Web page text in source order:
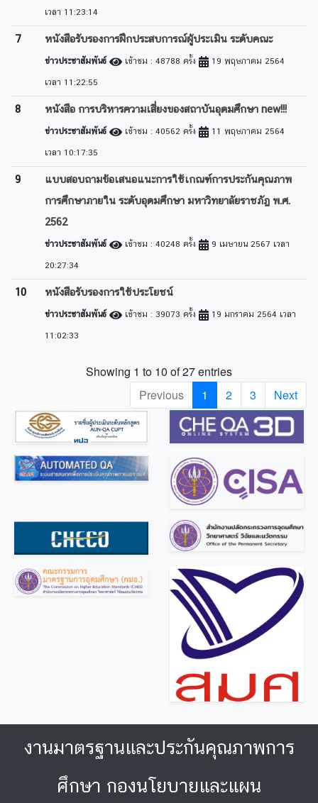
เวลา 11:23:14
7 หนังสือรับรองการฝึกประสบการณ์ผู้ประเมิน ระดับคณะ
ข่าวประชาสัมพันธ์ เข้าชม : 48788 ครั้ง
19 พฤษภาคม 2564
เวลา 11:22:55
8 หนังสือ การบริหารความเสี่ยงของสถาบันอุดมศึกษา new!!!
ข่าวประชาสัมพันธ์ เข้าชม : 40562 ครั้ง
11 พฤษภาคม 2564
เวลา 10:17:35
9
แบบสอบถามข้อเสนอแนะการใช้เกณฑ์การประกันคุณภาพ
การศึกษาภายใน ระดับอุดมศึกษา มหาวิทยาลัยราชภัฏ พ.ศ.
2562
ข่าวประชาสัมพันธ์ เข้าชม : 40248 ครั้ง
9 เมษายน 2567 เวลา
20:27:34
10 หนังสือรับรองการใช้ประโยชน์
ข่าวประชาสัมพันธ์ เข้าชม : 39073 ครั้ง
19 มกราคม 2564 เวลา
11:02:33
Showing 1 to 10 of 27 entries
Previous
1 2 3 Next
งานมาตรฐานและประกันคุณภาพการ
ศึกษา กองนโยบายและแผน